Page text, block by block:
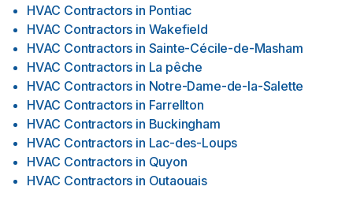
HVAC Contractors in Pontiac
HVAC Contractors in Wakefield
HVAC Contractors in Sainte-Cécile-de-Masham
HVAC Contractors in La pêche
HVAC Contractors in Notre-Dame-de-la-Salette
HVAC Contractors in Farrellton
HVAC Contractors in Buckingham
HVAC Contractors in Lac-des-Loups
HVAC Contractors in Quyon
HVAC Contractors in Outaouais